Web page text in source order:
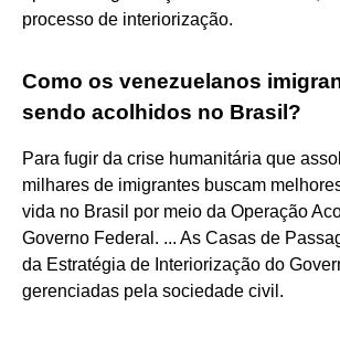
processo de interiorização.
Como os venezuelanos
sendo acolhidos no Brasil?
Para fugir da crise humanitária que
milhares de imigrantes buscam
vida no Brasil por meio da Operação
Governo Federal. ... As Casas de
da Estratégia de Interiorização do
gerenciadas pela sociedade civil.